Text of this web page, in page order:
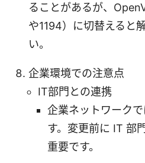
ることがあるが、
や1194）に切替えると
い。
企業環境での注意点
IT部門との連携
企業ネットワーク
す。変更前に IT 部
重要です。